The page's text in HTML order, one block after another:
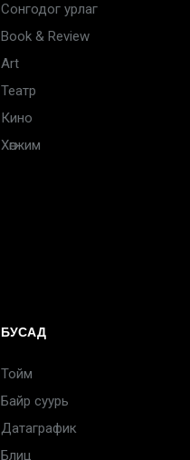
Сонгодог урлаг
Book & Review
Art
Театр
Кино
Хөгжим
БУСАД
Тойм
Байр суурь
Датаграфик
Блиц